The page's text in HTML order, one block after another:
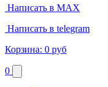
Написать в MAX
Написать в telegram
Корзина: 0 руб
0